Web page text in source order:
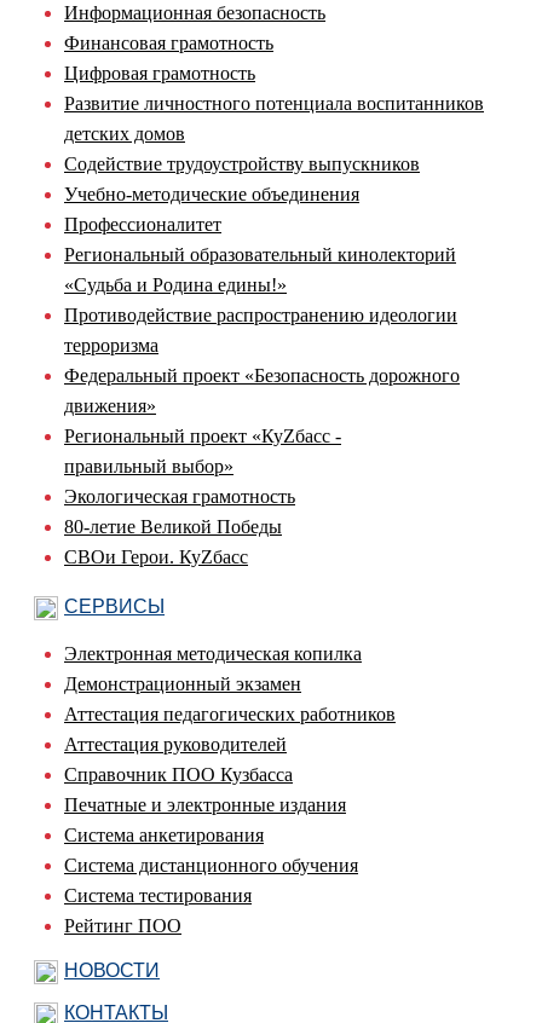
Информационная безопасность
Финансовая грамотность
Цифровая грамотность
Развитие личностного потенциала воспитанников
детских домов
Содействие трудоустройству выпускников
Учебно-методические объединения
Профессионалитет
Региональный образовательный кинолекторий
«Судьба и Родина едины!»
Противодействие распространению идеологии
терроризма
Федеральный проект «Безопасность дорожного
движения»
Региональный проект «КуZбасс -
правильный выбор»
Экологическая грамотность
80-летие Великой Победы
СВОи Герои. КуZбасс
СЕРВИСЫ
Электронная методическая копилка
Демонстрационный экзамен
Аттестация педагогических работников
Аттестация руководителей
Справочник ПОО Кузбасса
Печатные и электронные издания
Система анкетирования
Система дистанционного обучения
Система тестирования
Рейтинг ПОО
НОВОСТИ
КОНТАКТЫ